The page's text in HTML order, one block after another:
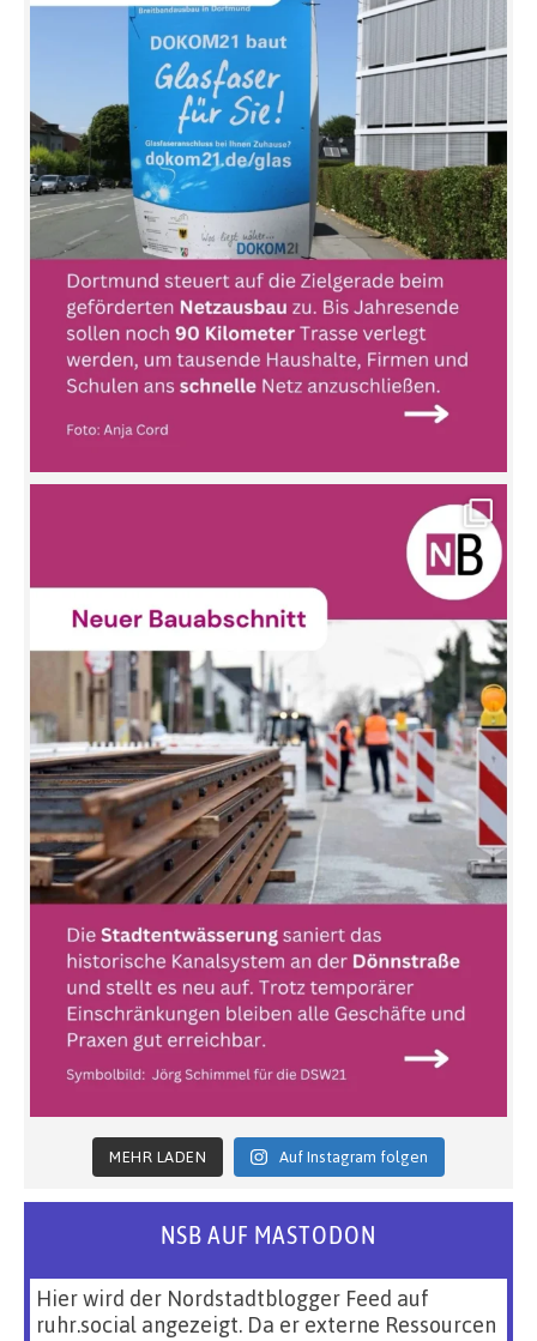
MEHR LADEN Auf Instagram folgen
NSB AUF MASTODON
Hier wird der Nordstadtblogger Feed auf
ruhr.social angezeigt. Da er externe Ressourcen